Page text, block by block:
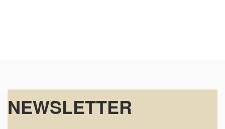
NEWSLETTER